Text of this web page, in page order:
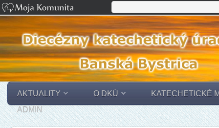
AKTUALITY O DKÚ
KATECHETICKÉ
ADMIN